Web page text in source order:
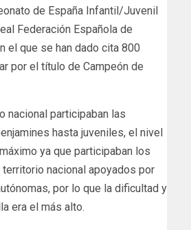
de España Infantil/Juvenil
Federación Española de
el que se han dado cita 800
por el título de Campeón de
nacional participaban las
hasta juveniles, el nivel
ya que participaban los
nacional apoyados por
por lo que la dificultad y
era el más alto.